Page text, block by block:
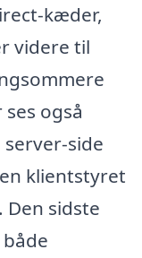
kæder,
videre til
også
side
klientstyret
sidste